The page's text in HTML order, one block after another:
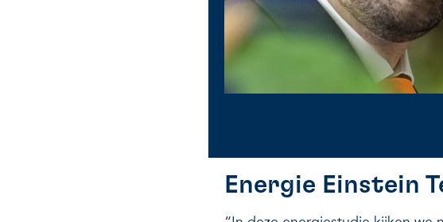
Energie Einstein